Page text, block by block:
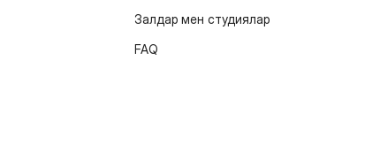
Залдар мен студиялар
FAQ